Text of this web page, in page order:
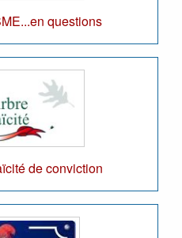
questions
de conviction